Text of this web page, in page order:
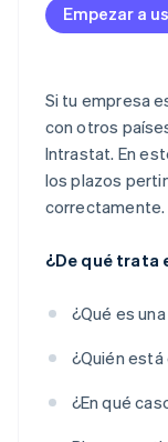
Compras
Compras
Empezar a
Si tu empresa
con otros
Intrastat. En
los plazos
correctamente.
¿De qué trata
¿Qué es
¿Quién
¿En qué